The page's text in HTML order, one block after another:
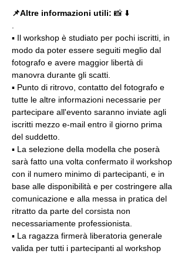
📌Altre informazioni utili: 📸 ⬇️
▪️ Il workshop è studiato per pochi iscritti, in
modo da poter essere seguiti meglio dal
fotografo e avere maggior libertà di
manovra durante gli scatti.
▪️ Punto di ritrovo, contatto del fotografo e
tutte le altre informazioni necessarie per
partecipare all'evento saranno inviate agli
iscritti mezzo e-mail entro il giorno prima
del suddetto.
▪️ La selezione della modella che poserà
sarà fatto una volta confermato il workshop
con il numero minimo di partecipanti, e in
base alle disponibilità e per costringere alla
comunicazione e alla messa in pratica del
ritratto da parte del corsista non
necessariamente professionista.
▪️ La ragazza firmerà liberatoria generale
valida per tutti i partecipanti al workshop